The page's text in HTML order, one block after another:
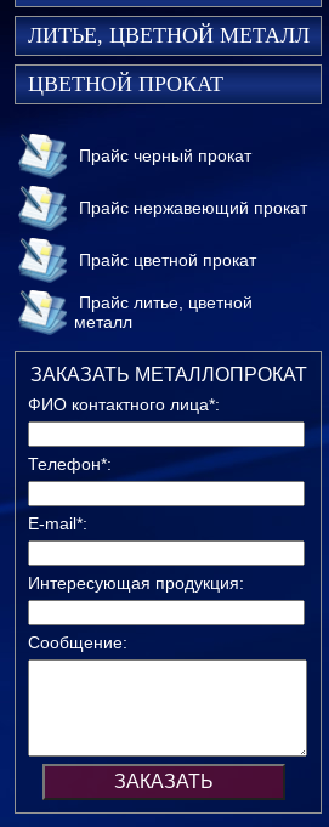
ЛИТЬЕ, ЦВЕТНОЙ МЕТАЛЛ
ЦВЕТНОЙ ПРОКАТ
Прайс черный прокат
Прайс нержавеющий прокат
Прайс цветной прокат
Прайс литье, цветной
металл
ЗАКАЗАТЬ МЕТАЛЛОПРОКАТ
ФИО контактного лица*:
Телефон*:
E-mail*:
Интересующая продукция:
Сообщение: